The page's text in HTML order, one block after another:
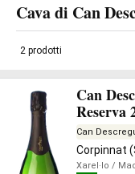
Cava di Can
2 prodotti
Can
Reserva
Can
Corpinnat
Xarel·lo /